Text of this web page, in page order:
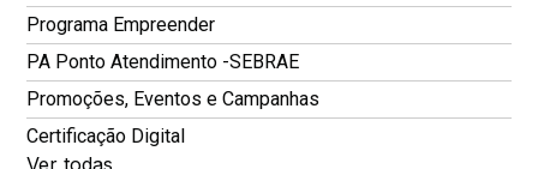
Programa Empreender
PA Ponto Atendimento -SEBRAE
Promoções, Eventos e Campanhas
Certificação Digital
Ver todas